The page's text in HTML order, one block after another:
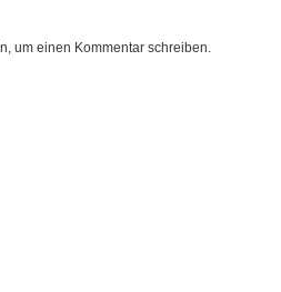
um einen Kommentar schreiben.